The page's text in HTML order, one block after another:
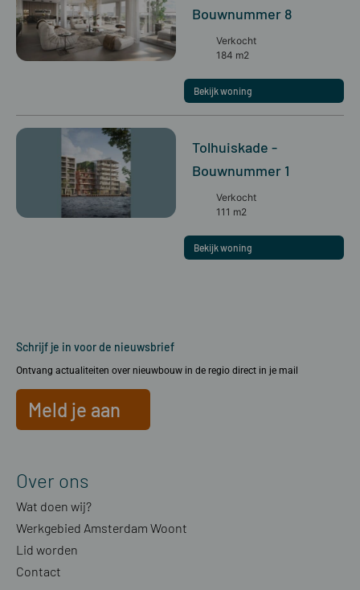
Bouwnummer 8
Verkocht
184 m2
Bekijk woning
Tolhuiskade -
Bouwnummer 1
Verkocht
111 m2
Bekijk woning
Schrijf je in voor de nieuwsbrief
Ontvang actualiteiten over nieuwbouw in de regio direct in je mail
Meld je aan
Over ons
Wat doen wij?
Werkgebied Amsterdam Woont
Lid worden
Contact